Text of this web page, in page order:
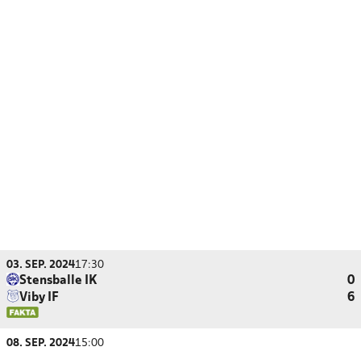
03. SEP. 202417:30
Stensballe IK
0
Viby IF
6
08. SEP. 202415:00